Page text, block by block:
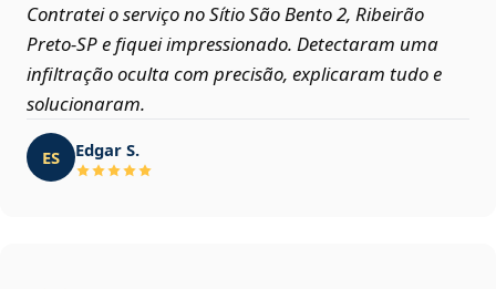
Contratei o serviço no Sítio São Bento 2, Ribeirão
Preto‑SP e fiquei impressionado. Detectaram uma
infiltração oculta com precisão, explicaram tudo e
solucionaram.
ES Edgar S.